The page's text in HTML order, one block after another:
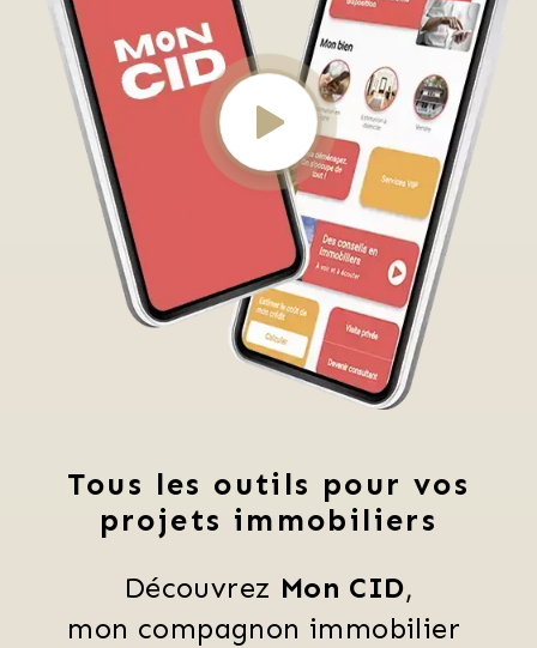
Tous les outils pour vos
projets immobiliers
Découvrez Mon CID,
mon compagnon immobilier